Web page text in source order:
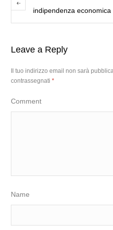
indipendenza economica
Leave a Reply
Il tuo indirizzo email non sarà
contrassegnati*
Comment
Name